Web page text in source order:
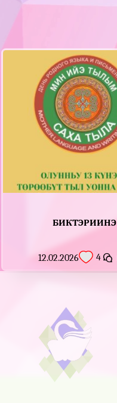
БИКТЭРИИНЭ
12.02.2026 4